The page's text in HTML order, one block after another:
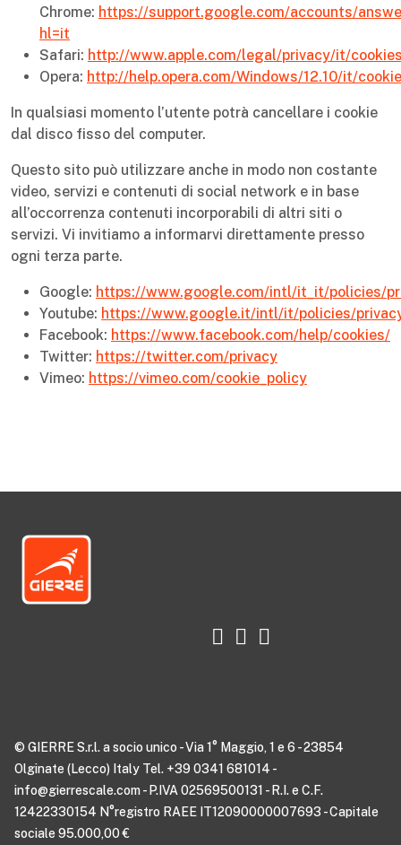
Chrome: https://support.google.com/accounts/
hl=it
Safari: http://www.apple.com/legal/privacy/it/
Opera: http://help.opera.com/Windows/12.10/it/
In qualsiasi momento l’utente potrà cancellare i cookie
dal disco fisso del computer.
Questo sito può utilizzare anche in modo non costante
video, servizi e contenuti di social network e in base
all’occorrenza contenuti incorporabili di altri siti o
servizi. Vi invitiamo a informarvi direttamente presso
ogni terza parte.
Google: https://www.google.com/intl/it_it/policies/
Youtube: https://www.google.it/intl/it/policies/
Facebook: https://www.facebook.com/help/cookies/
Twitter: https://twitter.com/privacy
Vimeo: https://vimeo.com/cookie_policy
© GIERRE S.r.l. a socio unico - Via 1° Maggio, 1 e 6 - 23854
Olginate (Lecco) Italy Tel. +39 0341 681014 -
info@gierrescale.com - P.IVA 02569500131 - R.I. e C.F.
12422330154 N°registro RAEE IT12090000007693 - Capitale
sociale 95.000,00 €